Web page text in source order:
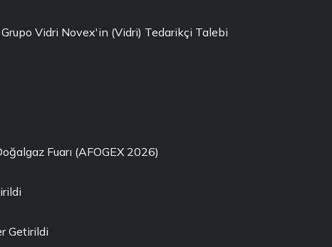
Vidri Novex'in (Vidri) Tedarikçi Talebi
Fuarı (AFOGEX 2026)
Getirildi